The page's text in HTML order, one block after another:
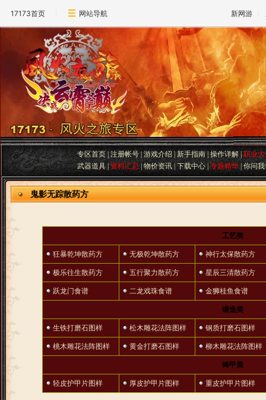
17173首页 网站导航 新网游
专区首页|注册帐号| 游戏介绍|新手指南| 操作详解 |职业
武器道具|资料汇总| 物价资讯|下载中心|专题精华|你问
鬼影无踪散药方
工艺类
狂暴乾坤散药方 无极乾坤散药方 神行太保散药方
极乐往生散药方 五行聚力散药方 星辰三清散药方
跃龙门食谱 二龙戏珠食谱 金狮桂鱼食谱
锻造类
生铁打磨石图样 松木雕花法阵图样 钢质打磨石图样
桃木雕花法阵图样 黄金打磨石图样 柳木雕花法阵图样
铸甲类
轻皮护甲片图样 厚皮护甲片图样 重皮护甲片图样